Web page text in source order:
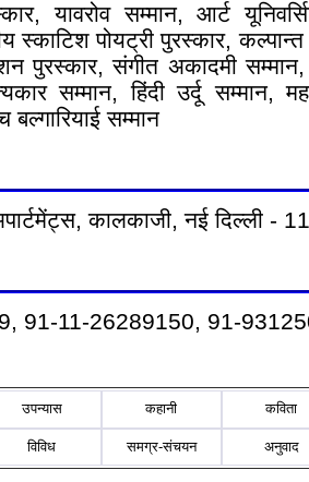
यावरोव सम्मान, आर्ट
स्काटिश पोयट्री पुरस्कार, कल्पान्त
पुरस्कार, संगीत अकादमी सम्मान,
सम्मान, हिंदी उर्दू सम्मान,
बल्गारियाई सम्मान
कालकाजी, नई दिल्ली -
91-11-26289150, 91-
उपन्यास कहानी कविता
विविध समग्र-संचयन अनुवाद